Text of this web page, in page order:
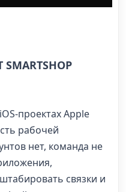
проектах Apple
рабочей
нет, команда не
связки и